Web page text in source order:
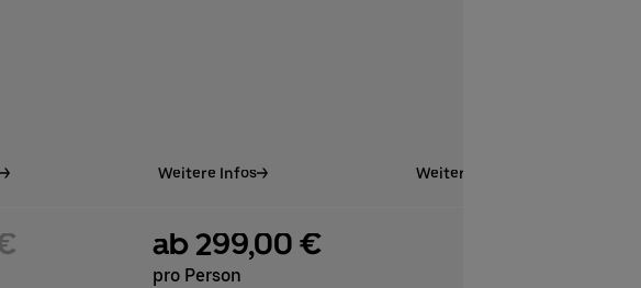
Weitere Infos
ab 299,00 €
pro Person
Weitere Infos